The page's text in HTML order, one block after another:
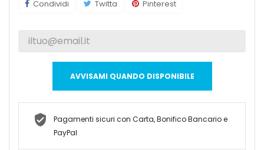
Condividi Twitta Pinterest
AVVISAMI QUANDO DISPONIBILE
Pagamenti sicuri con Carta, Bonifico Bancario e
PayPal